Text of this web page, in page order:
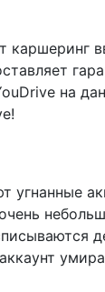
каршеринг
на
угнанные